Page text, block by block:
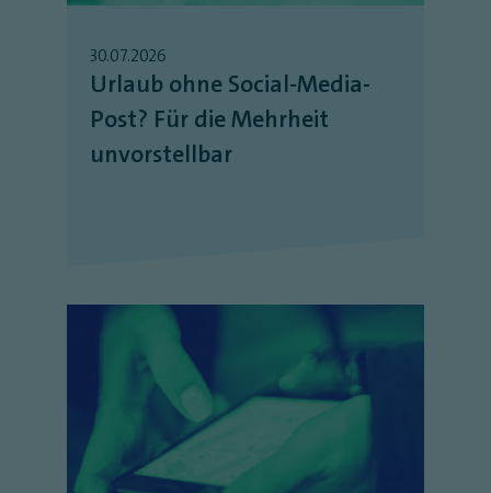
30.07.2026
Urlaub ohne Social-Media-
Post? Für die Mehrheit
unvorstellbar